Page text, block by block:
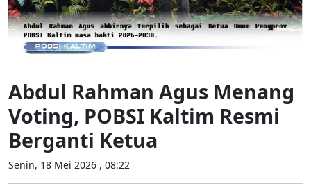
Abdul Rahman Agus Menang
Voting, POBSI Kaltim Resmi
Berganti Ketua
Senin, 18 Mei 2026 , 08:22